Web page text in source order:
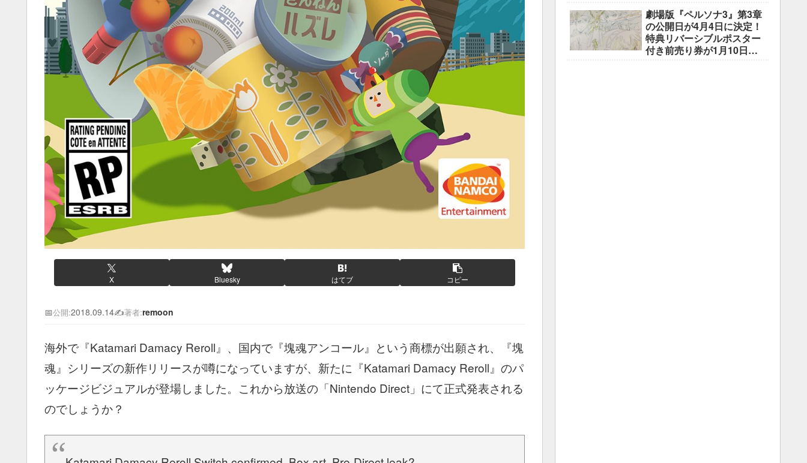
X Bluesky はてブ コピー
📅公開:2018.09.14✍️著者:remoon
海外で『Katamari Damacy Reroll』、国内で『塊魂アンコール』という商標が出願され、『塊
魂』シリーズの新作リリースが噂になっていますが、新たに『Katamari Damacy Reroll』のパ
ッケージビジュアルが登場しました。これから放送の「Nintendo Direct」にて正式発表される
のでしょうか？
劇場版『ペルソナ3』第3章
の公開日が4月4日に決定！
特典リバーシブルポスター
付き前売り券が1月10日よ